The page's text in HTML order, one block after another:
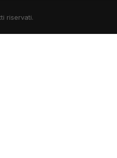
riservati.